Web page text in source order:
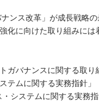
ンス改革」が成長戦略
化に向けた取り組みには
ガバナンスに関する取り
テムに関する実務指針」
システムに関する実務